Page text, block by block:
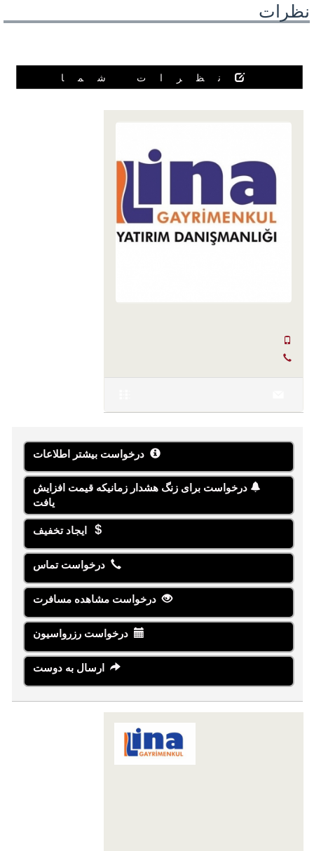
نظرات
نظرات شما
درخواست بیشتر اطلاعات
درخواست برای زنگ هشدار زمانیکه قیمت افزایش
یافت
ایجاد تخفیف
درخواست تماس
درخواست مشاهده مسافرت
درخواست رزرواسیون
ارسال به دوست